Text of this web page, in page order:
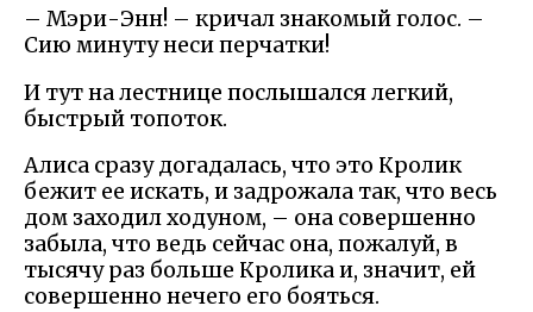
– Мэри-Энн! – кричал знакомый голос. –
Сию минуту неси перчатки!
И тут на лестнице послышался легкий,
быстрый топоток.
Алиса сразу догадалась, что это Кролик
бежит ее искать, и задрожала так, что весь
дом заходил ходуном, – она совершенно
забыла, что ведь сейчас она, пожалуй, в
тысячу раз больше Кролика и, значит, ей
совершенно нечего его бояться.